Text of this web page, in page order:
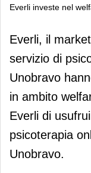
Everli investe nel
Everli
Everli, il
servizio di
Unobravo
in ambito
Everli di
psicoterapia
Unobravo.